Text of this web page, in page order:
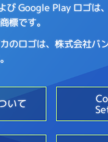
Google Play ロゴは
標です。
のロゴは、株式会社バ
いて